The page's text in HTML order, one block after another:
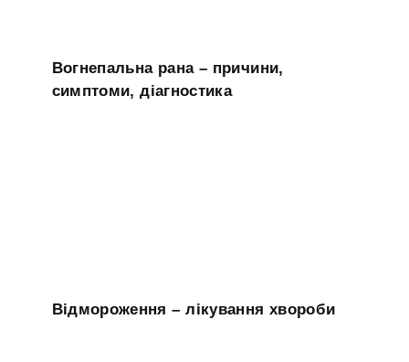
Вогнепальна рана – причини,
симптоми, діагностика
Відмороження – лікування хвороби